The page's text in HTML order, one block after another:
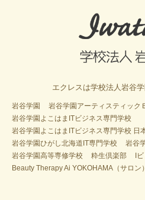
エクレスは学校法人岩谷
岩谷学園
岩谷学園アーティスティック
岩谷学園よこはまITビジネス専門学校
岩谷学園よこはまITビジネス専門学校 日
岩谷学園ひがし北海道IT専門学校
岩谷
岩谷学園高等専修学校
粋生倶楽部
I
Beauty Therapy Ai YOKOHAMA（サロン）